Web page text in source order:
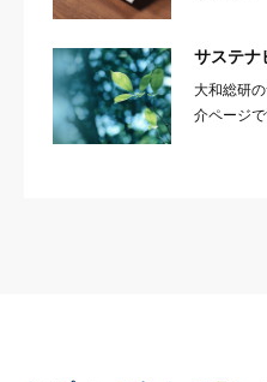
サステナ
大和総研
介ページで